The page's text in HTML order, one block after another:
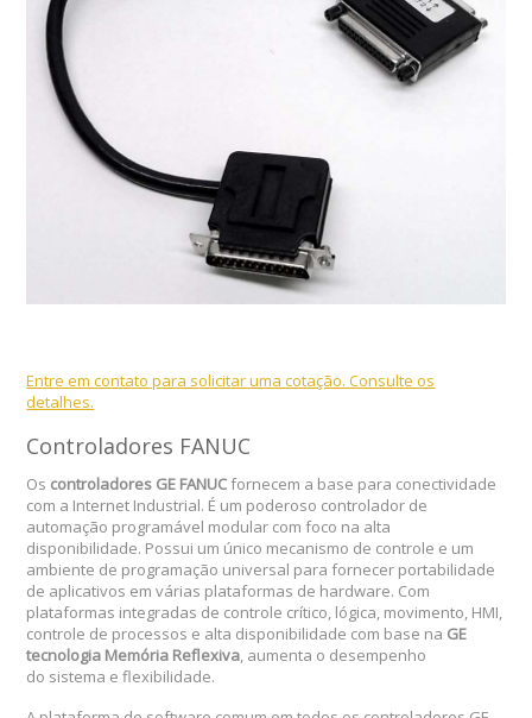
Entre em contato para solicitar uma cotação. Consulte os
detalhes.
Controladores FANUC
Os controladores GE FANUCfornecem a base para conectividade
com a Internet Industrial. É um poderoso controlador de
automação programável modular com foco na alta
disponibilidade. Possui um único mecanismo de controle e um
ambiente de programação universal para fornecer portabilidade
de aplicativos em várias plataformas de hardware. Com
plataformas integradas de controle crítico, lógica, movimento, HMI,
controle de processos e alta disponibilidade com base na GE
tecnologia Memória Reflexiva, aumenta o desempenho
do sistema e flexibilidade.